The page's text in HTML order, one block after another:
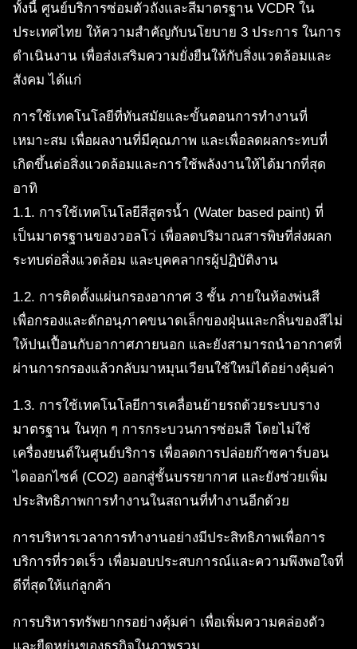
ทั้งนี้ ศูนย์บริการซ่อมตัวถังและสีมาตรฐาน VCDR ใน
ประเทศไทย ให้ความสำคัญกับนโยบาย 3 ประการ ในการ
ดำเนินงาน เพื่อส่งเสริมความยั่งยืนให้กับสิ่งแวดล้อมและ
สังคม ได้แก่
การใช้เทคโนโลยีที่ทันสมัยและขั้นตอนการทำงานที่
เหมาะสม เพื่อผลงานที่มีคุณภาพ และเพื่อลดผลกระทบที่
เกิดขึ้นต่อสิ่งแวดล้อมและการใช้พลังงานให้ได้มากที่สุด
อาทิ
1.1. การใช้เทคโนโลยีสีสูตรน้ำ (Water based paint) ที่
เป็นมาตรฐานของวอลโว่ เพื่อลดปริมาณสารพิษที่ส่งผลก
ระทบต่อสิ่งแวดล้อม และบุคคลากรผู้ปฏิบัติงาน
1.2. การติดตั้งแผ่นกรองอากาศ 3 ชั้น ภายในห้องพ่นสี
เพื่อกรองและดักอนุภาคขนาดเล็กของฝุ่นและกลิ่นของสีไม่
ให้ปนเปื้อนกับอากาศภายนอก และยังสามารถนำอากาศที่
ผ่านการกรองแล้วกลับมาหมุนเวียนใช้ใหม่ได้อย่างคุ้มค่า
1.3. การใช้เทคโนโลยีการเคลื่อนย้ายรถด้วยระบบราง
มาตรฐาน ในทุก ๆ การกระบวนการซ่อมสี โดยไม่ใช้
เครื่องยนต์ในศูนย์บริการ เพื่อลดการปล่อยก๊าซคาร์บอน
ไดออกไซค์ (CO2) ออกสู่ชั้นบรรยากาศ และยังช่วยเพิ่ม
ประสิทธิภาพการทำงานในสถานที่ทำงานอีกด้วย
การบริหารเวลาการทำงานอย่างมีประสิทธิภาพเพื่อการ
บริการที่รวดเร็ว เพื่อมอบประสบการณ์และความพึงพอใจที่
ดีที่สุดให้แก่ลูกค้า
การบริหารทรัพยากรอย่างคุ้มค่า เพื่อเพิ่มความคล่องตัว